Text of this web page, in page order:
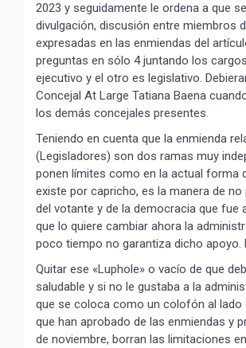
2023 y seguidamente le ordena a que
divulgación, discusión entre miembros
expresadas en las enmiendas del
preguntas en sólo 4 juntando los
ejecutivo y el otro es legislativo.
Concejal At Large Tatiana Baena
los demás concejales presentes.
Teniendo en cuenta que la enmienda
(Legisladores) son dos ramas muy
ponen límites como en la actual forma
existe por capricho, es la manera de
del votante y de la democracia que fue
que lo quiere cambiar ahora la
poco tiempo no garantiza dicho
Quitar ese «Luphole» o vacío de que
saludable y si no le gustaba a la
que se coloca como un colofón al lado
que han aprobado de las enmiendas y
de noviembre, borran las limitaciones